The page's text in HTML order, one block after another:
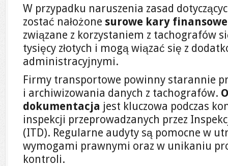
W przypadku naruszenia zasad
zostać nałożone surowe kary finansowe
związane z korzystaniem z tachografów
tysięcy złotych i mogą wiązać się z
administracyjnymi.
Firmy transportowe powinny starannie
i archiwizowania danych z tachografów.
dokumentacja jest kluczowa podczas
inspekcji przeprowadzanych przez
(ITD). Regularne audyty są pomocne w
wymogami prawnymi oraz w unikaniu
kontroli.